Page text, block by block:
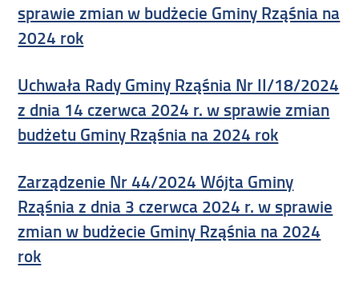
sprawie zmian w budżecie Gminy Rząśnia na
2024 rok
Uchwała Rady Gminy Rząśnia Nr II/18/2024
z dnia 14 czerwca 2024 r. w sprawie zmian
budżetu Gminy Rząśnia na 2024 rok
Zarządzenie Nr 44/2024 Wójta Gminy
Rząśnia z dnia 3 czerwca 2024 r. w sprawie
zmian w budżecie Gminy Rząśnia na 2024
rok